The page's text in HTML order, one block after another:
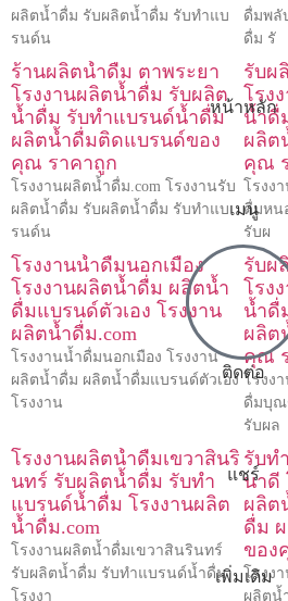
ผลิตน้ำดื่ม รับผลิตน้ำดื่ม รับทำแบ
รนด์น
ดื่มพลั
ดื่ม รั
ร้านผลิตน้ำดื่ม ตาพระยา
โรงงานผลิตน้ำดื่ม รับผลิต
น้ำดื่ม รับทำแบรนด์น้ำดื่ม
ผลิตน้ำดื่มติดแบรนด์ของ
คุณ ราคาถูก
โรงงานผลิตน้ำดื่ม.com โรงงานรับ
ผลิตน้ำดื่ม รับผลิตน้ำดื่ม รับทำแบ
รนด์น
รับผ
โรง
น้ำดื่
ผลิต
คุณ
โรงง
ดื่มหน
รับผ
โรงงานน้ำดื่มนอกเมือง
โรงงานผลิตน้ำดื่ม ผลิตน้ำ
ดื่มแบรนด์ตัวเอง โรงงาน
ผลิตน้ำดื่ม.com
โรงงานน้ำดื่มนอกเมือง โรงงาน
ผลิตน้ำดื่ม ผลิตน้ำดื่มแบรนด์ตัวเอง
โรงงาน
รับผ
โรง
น้ำดื่
ผลิต
คุณ
โรงง
ดื่มบุณ
รับผล
โรงงานผลิตน้ำดื่มเขวาสินริ
นทร์ รับผลิตน้ำดื่ม รับทำ
แบรนด์น้ำดื่ม โรงงานผลิต
น้ำดื่ม.com
โรงงานผลิตน้ำดื่มเขวาสินรินทร์
รับผลิตน้ำดื่ม รับทำแบรนด์น้ำดื่ม
โรงงา
รับทํ
นาดี
ผลิต
ดื่ม
ของ
โรงง
ผลิตน้
หน้าหลัก
เมนู
ติดต่อ
แชร์
เพิ่มเติม